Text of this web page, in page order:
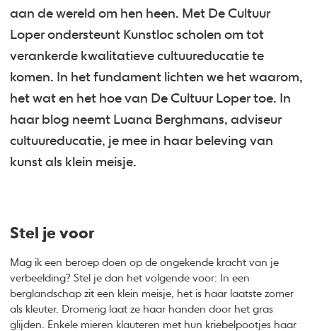
aan de wereld om hen heen. Met De Cultuur
Loper ondersteunt Kunstloc scholen om tot
verankerde kwalitatieve cultuureducatie te
komen. In het fundament lichten we het waarom,
het wat en het hoe van De Cultuur Loper toe. In
haar blog neemt Luana Berghmans, adviseur
cultuureducatie, je mee in haar beleving van
kunst als klein meisje.
Stel je voor
Mag ik een beroep doen op de ongekende kracht van je
verbeelding? Stel je dan het volgende voor: In een
berglandschap zit een klein meisje, het is haar laatste zomer
als kleuter. Dromerig laat ze haar handen door het gras
glijden. Enkele mieren klauteren met hun kriebelpootjes haar